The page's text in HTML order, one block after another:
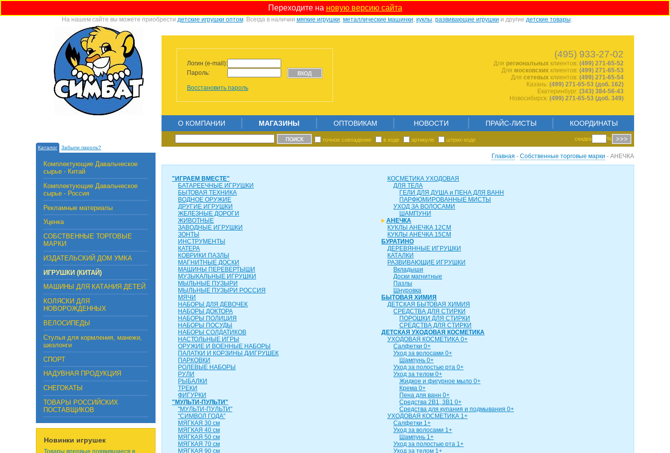
Переходите на новую версию сайта
На нашем сайте вы можете приобрести детские игрушки оптом. Всегда в наличии мягкие игрушки, металлические машинки, куклы, развивающие игрушки и другие детские товары.
Логин (e-mail):
Пароль:
Восстановить пароль
(495) 933-27-02
Для региональных клиентов: (499) 271-65-52
Для московских клиентов: (499) 271-65-53
Для сетевых клиентов: (499) 271-65-54
Казань: (499) 271-65-53 (доб. 162)
Екатеринбург: (343) 384-56-43
Новосибирск: (499) 271-65-53 (доб. 349)
Каталог Забыли пароль?
О КОМПАНИИ МАГАЗИНЫ ОПТОВИКАМ НОВОСТИ ПРАЙС-ЛИСТЫ КООРДИНАТЫ
точное совпадение в коде артикуле штрих-коде скидка %
Комплектующие Давальческое
сырье - Китай
Комплектующие Давальческое
сырье - Россия
Рекламные материалы
Уценка
СОБСТВЕННЫЕ ТОРГОВЫЕ
МАРКИ
ИЗДАТЕЛЬСКИЙ ДОМ УМКА
ИГРУШКИ (КИТАЙ)
МАШИНЫ ДЛЯ КАТАНИЯ ДЕТЕЙ
КОЛЯСКИ ДЛЯ
НОВОРОЖДЕННЫХ
ВЕЛОСИПЕДЫ
Стулья для кормления, манежи,
шезлонги
СПОРТ
НАДУВНАЯ ПРОДУКЦИЯ
СНЕГОКАТЫ
ТОВАРЫ РОССИЙСКИХ
ПОСТАВЩИКОВ
Новинки игрушек
Товары впервые появившиеся в
Главная - Собственные торговые марки - АНЕЧКА
"ИГРАЕМ ВМЕСТЕ"
БАТАРЕЕЧНЫЕ ИГРУШКИ
БЫТОВАЯ ТЕХНИКА
ВОДНОЕ ОРУЖИЕ
ДРУГИЕ ИГРУШКИ
ЖЕЛЕЗНЫЕ ДОРОГИ
ЖИВОТНЫЕ
ЗАВОДНЫЕ ИГРУШКИ
ЗОНТЫ
ИНСТРУМЕНТЫ
КАТЕРА
КОВРИКИ ПАЗЛЫ
МАГНИТНЫЕ ДОСКИ
МАШИНЫ ПЕРЕВЕРТЫШИ
МУЗЫКАЛЬНЫЕ ИГРУШКИ
МЫЛЬНЫЕ ПУЗЫРИ
МЫЛЬНЫЕ ПУЗЫРИ РОССИЯ
МЯЧИ
НАБОРЫ ДЛЯ ДЕВОЧЕК
НАБОРЫ ДОКТОРА
НАБОРЫ ПОЛИЦИЯ
НАБОРЫ ПОСУДЫ
НАБОРЫ СОЛДАТИКОВ
НАСТОЛЬНЫЕ ИГРЫ
ОРУЖИЕ И ВОЕННЫЕ НАБОРЫ
ПАЛАТКИ И КОРЗИНЫ Д/ИГРУШЕК
ПАРКОВКИ
РОЛЕВЫЕ НАБОРЫ
РУЛИ
РЫБАЛКИ
ТРЕКИ
ФИГУРКИ
"МУЛЬТИ-ПУЛЬТИ"
"МУЛЬТИ-ПУЛЬТИ"
"СИМВОЛ ГОДА"
МЯГКАЯ 30 см
МЯГКАЯ 40 см
МЯГКАЯ 50 см
МЯГКАЯ 70 см
МЯГКАЯ 90 см
КОСМЕТИКА УХОДОВАЯ
ДЛЯ ТЕЛА
ГЕЛИ ДЛЯ ДУША и ПЕНА ДЛЯ ВАНН
ПАРФЮМИРОВАННЫЕ МИСТЫ
УХОД ЗА ВОЛОСАМИ
ШАМПУНИ
АНЕЧКА
КУКЛЫ АНЕЧКА 12СМ
КУКЛЫ АНЕЧКА 15СМ
БУРАТИНО
ДЕРЕВЯННЫЕ ИГРУШКИ
КАТАЛКИ
РАЗВИВАЮЩИЕ ИГРУШКИ
Вкладыши
Доски магнитные
Пазлы
Шнуровка
БЫТОВАЯ ХИМИЯ
ДЕТСКАЯ БЫТОВАЯ ХИМИЯ
СРЕДСТВА ДЛЯ СТИРКИ
ПОРОШКИ ДЛЯ СТИРКИ
СРЕДСТВА ДЛЯ СТИРКИ
ДЕТСКАЯ УХОДОВАЯ КОСМЕТИКА
УХОДОВАЯ КОСМЕТИКА 0+
Салфетки 0+
Уход за волосами 0+
Шампунь 0+
Уход за полостью рта 0+
Уход за телом 0+
Жидкое и фигурное мыло 0+
Крема 0+
Пена для ванн 0+
Средства 2В1, 3В1 0+
Средства для купания и подмывания 0+
УХОДОВАЯ КОСМЕТИКА 1+
Салфетки 1+
Уход за волосами 1+
Шампунь 1+
Уход за полостью рта 1+
Уход за телом 1+